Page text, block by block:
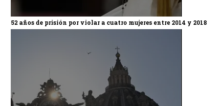
52 años de prisión por violar a cuatro mujeres entre 2014 y 2018